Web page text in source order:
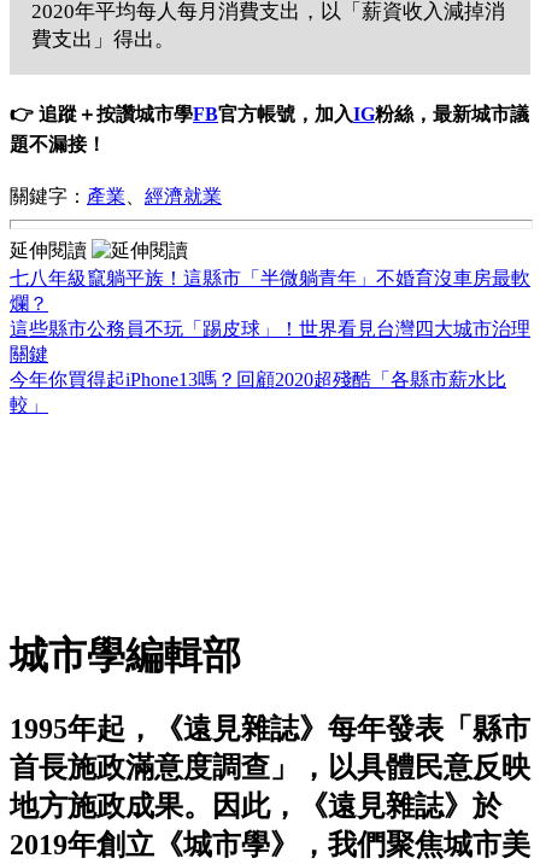
2020年平均每人每月消費支出，以「薪資收入減掉消
費支出」得出。
👉 追蹤＋按讚城市學FB官方帳號，加入IG粉絲，最新城市議
題不漏接！
關鍵字： 產業 經濟就業
延伸閱讀
七八年級竄躺平族！這縣市「半微躺青年」不婚育沒車房最軟
爛？
這些縣市公務員不玩「踢皮球」！世界看見台灣四大城市治理
關鍵
今年你買得起iPhone13嗎？回顧2020超殘酷「各縣市薪水比
較」
城市學編輯部
1995年起，《遠見雜誌》每年發表「縣市
首長施政滿意度調查」，以具體民意反映
地方施政成果。因此，《遠見雜誌》於
2019年創立《城市學》，我們聚焦城市美